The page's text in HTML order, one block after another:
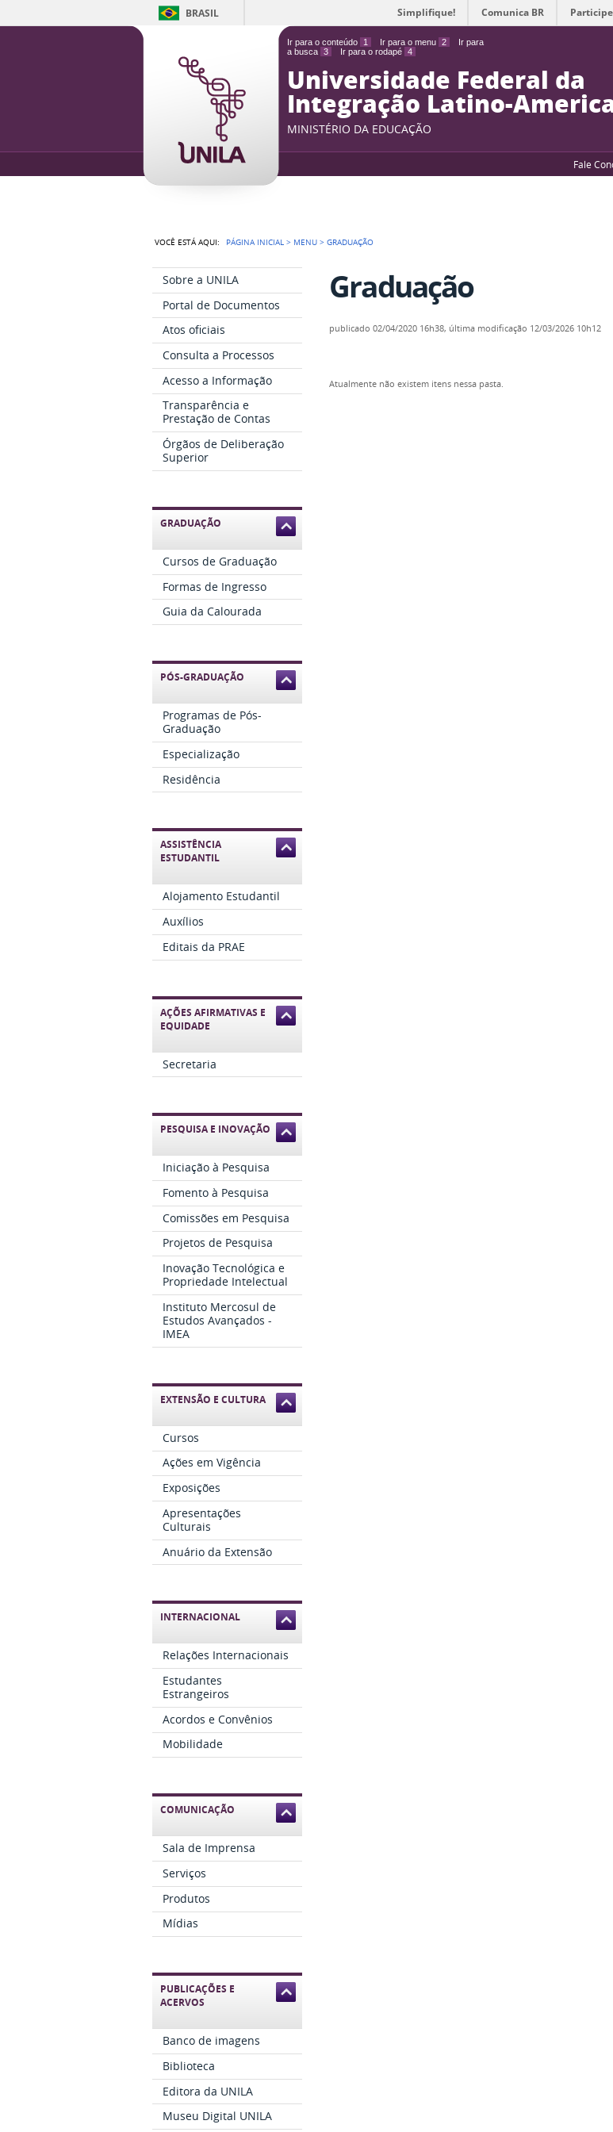
Ir para o conteúdo 1 Ir para o menu 2
Ir para
a busca 3 Ir para o rodapé 4
BRASIL Simplifique! Comunica BR Participe
Universidade Federal da
Integração Latino-
MINISTÉRIO DA EDUCAÇÃO
Fale
VOCÊ ESTÁ AQUI: PÁGINA INICIAL > MENU >GRADUAÇÃO
Sobre a UNILA
Portal de Documentos
Atos oficiais
Consulta a Processos
Acesso a Informação
Transparência e
Prestação de Contas
Órgãos de Deliberação
Superior
GRADUAÇÃO
Cursos de Graduação
Formas de Ingresso
Guia da Calourada
PÓS-GRADUAÇÃO
Programas de Pós-
Graduação
Especialização
Residência
ASSISTÊNCIA
ESTUDANTIL
Alojamento Estudantil
Auxílios
Editais da PRAE
AÇÕES AFIRMATIVAS E
EQUIDADE
Secretaria
PESQUISA E INOVAÇÃO
Iniciação à Pesquisa
Fomento à Pesquisa
Comissões em Pesquisa
Projetos de Pesquisa
Inovação Tecnológica e
Propriedade Intelectual
Instituto Mercosul de
Estudos Avançados -
IMEA
EXTENSÃO E CULTURA
Cursos
Ações em Vigência
Exposições
Apresentações
Culturais
Anuário da Extensão
INTERNACIONAL
Relações Internacionais
Estudantes
Estrangeiros
Acordos e Convênios
Mobilidade
COMUNICAÇÃO
Sala de Imprensa
Serviços
Produtos
Mídias
PUBLICAÇÕES E
ACERVOS
Banco de imagens
Biblioteca
Editora da UNILA
Museu Digital UNILA
Graduação
publicado 02/04/2020 16h38, última modificação 12/03/2026 10h12
Atualmente não existem itens nessa pasta.